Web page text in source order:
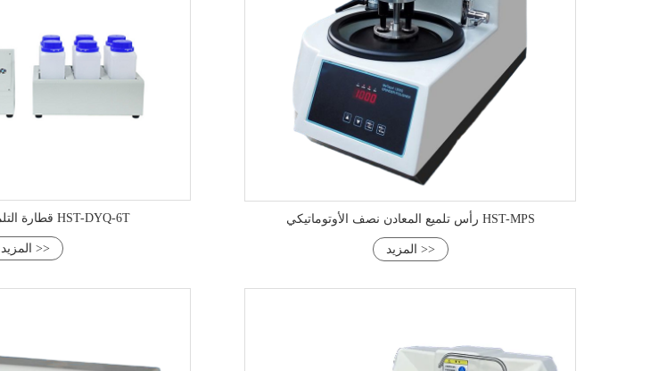
قطارة التلميع الأوتوماتيكية HST-DYQ-6T
المزيد >>
رأس تلميع المعادن نصف الأوتوماتيكي HST-MPS
المزيد >>